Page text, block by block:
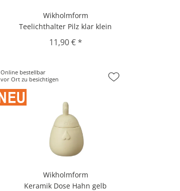
Wikholmform
Teelichthalter Pilz klar klein
11,90 € *
Online bestellbar
vor Ort zu besichtigen
Wikholmform
Keramik Dose Hahn gelb